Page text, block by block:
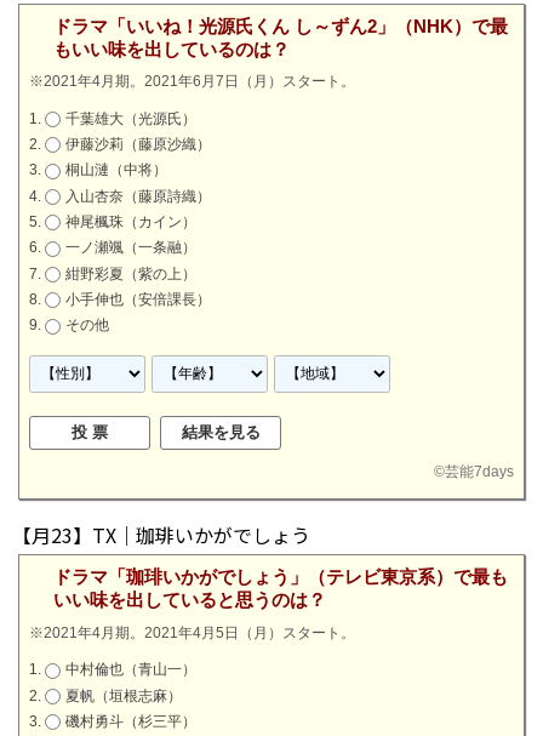
ドラマ「いいね！光源氏くん し～ずん2」（NHK）で最
もいい味を出しているのは？
※2021年4月期。2021年6月7日（月）スタート。
千葉雄大（光源氏）
伊藤沙莉（藤原沙織）
桐山漣（中将）
入山杏奈（藤原詩織）
神尾楓珠（カイン）
一ノ瀬颯（一条融）
紺野彩夏（紫の上）
小手伸也（安倍課長）
その他
©芸能7days
【月23】TX｜珈琲いかがでしょう
ドラマ「珈琲いかがでしょう」（テレビ東京系）で最も
いい味を出していると思うのは？
※2021年4月期。2021年4月5日（月）スタート。
中村倫也（青山一）
夏帆（垣根志麻）
磯村勇斗（杉三平）